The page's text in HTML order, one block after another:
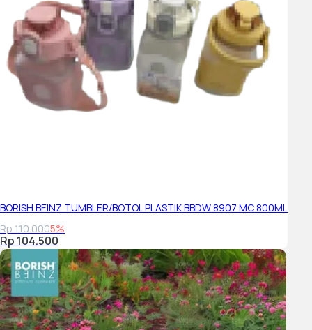
BORISH BEINZ TUMBLER/BOTOL PLASTIK BBDW 8907 MC 800ML
Rp 110.0005%
Rp 104.500